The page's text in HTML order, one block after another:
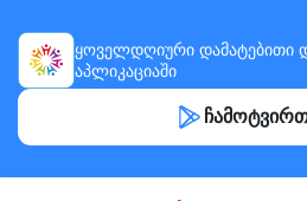
ყოველდღიური დამატებითი
აპლიკაციაში